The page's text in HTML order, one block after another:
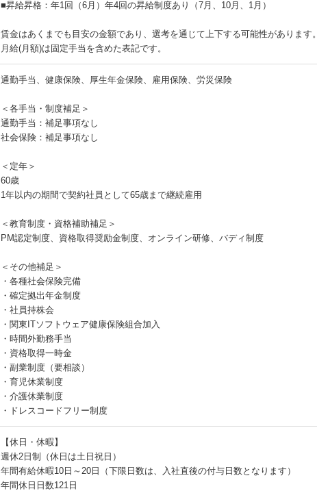
■昇給昇格：年1回（6月）年4回の昇給制度あり（7月、10月、1月）
賃金はあくまでも目安の金額であり、選考を通じて上下する可能性があります。
月給(月額)は固定手当を含めた表記です。
通勤手当、健康保険、厚生年金保険、雇用保険、労災保険
＜各手当・制度補足＞
通勤手当：補足事項なし
社会保険：補足事項なし
＜定年＞
60歳
1年以内の期間で契約社員として65歳まで継続雇用
＜教育制度・資格補助補足＞
PM認定制度、資格取得奨励金制度、オンライン研修、バディ制度
＜その他補足＞
・各種社会保険完備
・確定拠出年金制度
・社員持株会
・関東ITソフトウェア健康保険組合加入
・時間外勤務手当
・資格取得一時金
・副業制度（要相談）
・育児休業制度
・介護休業制度
・ドレスコードフリー制度
【休日・休暇】
週休2日制（休日は土日祝日）
年間有給休暇10日～20日（下限日数は、入社直後の付与日数となります）
年間休日日数121日